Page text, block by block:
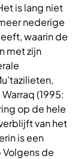
is lang niet
nederige
waarin de
met zijn
(1995:
op de hele
van het
is een
de